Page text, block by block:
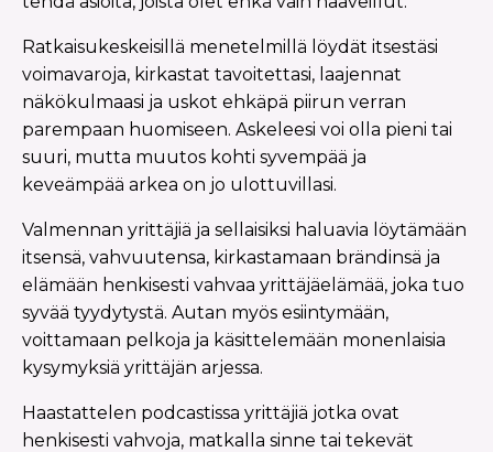
Ratkaisukeskeisillä menetelmillä löydät itsestäsi
voimavaroja, kirkastat tavoitettasi, laajennat
näkökulmaasi ja uskot ehkäpä piirun verran
parempaan huomiseen. Askeleesi voi olla pieni tai
suuri, mutta muutos kohti syvempää ja
keveämpää arkea on jo ulottuvillasi.
Valmennan yrittäjiä ja sellaisiksi haluavia löytämään
itsensä, vahvuutensa, kirkastamaan brändinsä ja
elämään henkisesti vahvaa yrittäjäelämää, joka tuo
syvää tyydytystä. Autan myös esiintymään,
voittamaan pelkoja ja käsittelemään monenlaisia
kysymyksiä yrittäjän arjessa.
Haastattelen podcastissa yrittäjiä jotka ovat
henkisesti vahvoja, matkalla sinne tai tekevät